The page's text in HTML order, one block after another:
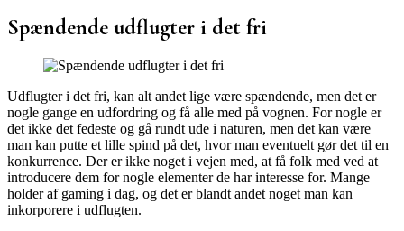
Spændende udflugter i det fri
Udflugter i det fri, kan alt andet lige være spændende, men det er
nogle gange en udfordring og få alle med på vognen. For nogle er
det ikke det fedeste og gå rundt ude i naturen, men det kan være
man kan putte et lille spind på det, hvor man eventuelt gør det til en
konkurrence. Der er ikke noget i vejen med, at få folk med ved at
introducere dem for nogle elementer de har interesse for. Mange
holder af gaming i dag, og det er blandt andet noget man kan
inkorporere i udflugten.